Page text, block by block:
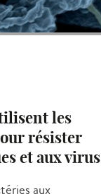
les
résister
et aux virus
aux